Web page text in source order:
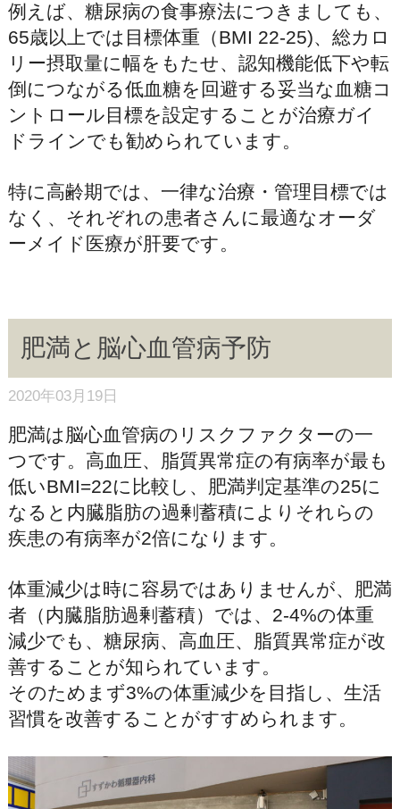
例えば、糖尿病の食事療法につきましても、
65歳以上では目標体重（BMI 22-25)、総カロ
リー摂取量に幅をもたせ、認知機能低下や転
倒につながる低血糖を回避する妥当な血糖コ
ントロール目標を設定することが治療ガイ
ドラインでも勧められています。
特に高齢期では、一律な治療・管理目標では
なく、それぞれの患者さんに最適なオーダ
ーメイド医療が肝要です。
肥満と脳心血管病予防
2020年03月19日
肥満は脳心血管病のリスクファクターの一
つです。高血圧、脂質異常症の有病率が最も
低いBMI=22に比較し、肥満判定基準の25に
なると内臓脂肪の過剰蓄積によりそれらの
疾患の有病率が2倍になります。
体重減少は時に容易ではありませんが、肥満
者（内臓脂肪過剰蓄積）では、2-4%の体重
減少でも、糖尿病、高血圧、脂質異常症が改
善することが知られています。
そのためまず3%の体重減少を目指し、生活
習慣を改善することがすすめられます。